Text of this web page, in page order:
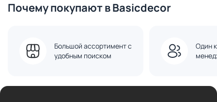
Почему покупают в Basicdecor
Большой ассортимент с
удобным поиском
Один